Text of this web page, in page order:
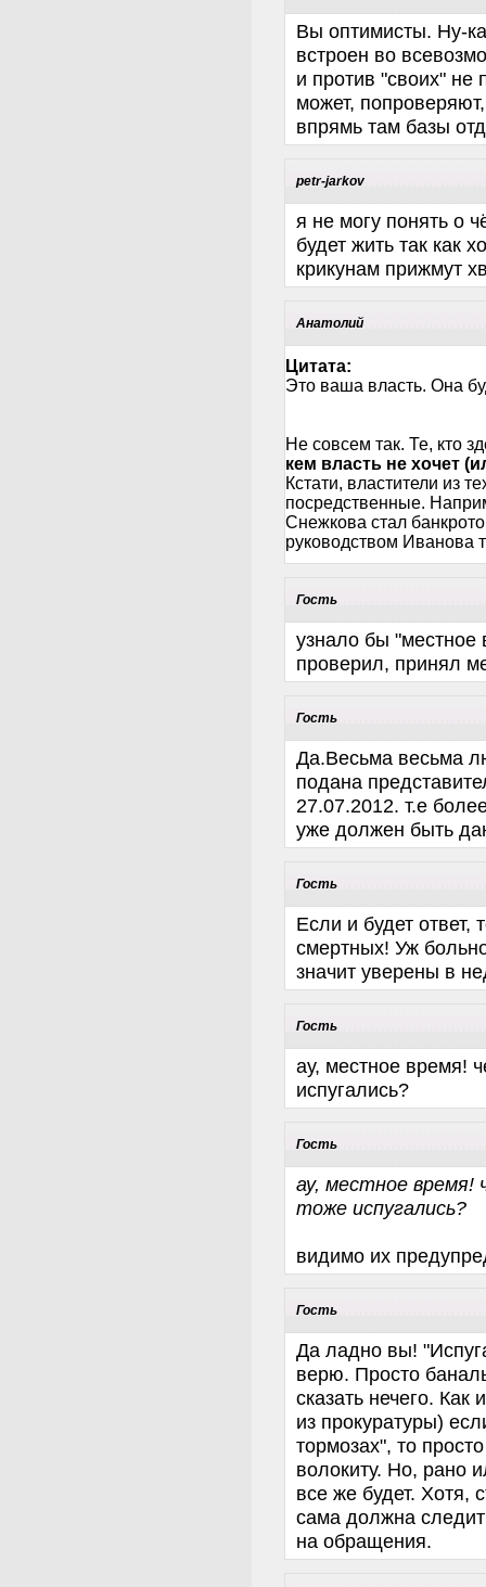
Вы оптимисты. Ну-
встроен во
и против "своих" не
может,
впрямь там базы
petr-jarkov
я не могу понять о
будет жить так как
крикунам прижмут
Анатолий
Цитата:
Это ваша власть. Она
Не совсем так. Те, кто
кем власть не хочет
Кстати, властители из
посредственные.
Снежкова стал
руководством Иванова
Гость
узнало бы "местное
проверил, принял
Гость
Да.Весьма весьма
подана
27.07.2012. т.е
уже должен быть
Гость
Если и будет ответ,
смертных! Уж
значит уверены в
Гость
ау, местное время!
испугались?
Гость
ау, местное время!
тоже испугались?
видимо их
Гость
Да ладно вы!
верю. Просто
сказать нечего.
из прокуратуры)
тормозах", то
волокиту. Но, рано
все же будет. Хотя,
сама должна
на обращения.